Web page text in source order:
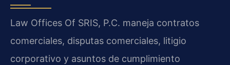
Law Offices Of SRIS, P.C. maneja contratos
comerciales, disputas comerciales, litigio
corporativo y asuntos de cumplimiento